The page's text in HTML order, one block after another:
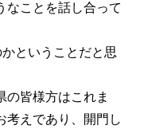
ことを話し合って
ということだと思
皆様方はこれま
考えであり、開門し